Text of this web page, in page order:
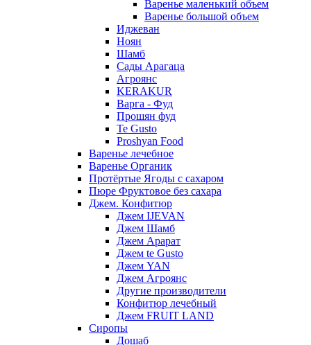
Варенье маленький объем
Варенье большой объем
Иджеван
Ноян
Шамб
Сады Арагаца
Агроянс
KERAKUR
Варга - Фуд
Прошян фуд
Te Gusto
Proshyan Food
Варенье лечебное
Варенье Органик
Протёртые Ягоды с сахаром
Пюре Фруктовое без сахара
Джем. Конфитюр
Джем IJEVAN
Джем Шамб
Джем Арарат
Джем te Gusto
Джем YAN
Джем Агроянс
Другие производители
Конфитюр лечебный
Джем FRUIT LAND
Сиропы
Дошаб